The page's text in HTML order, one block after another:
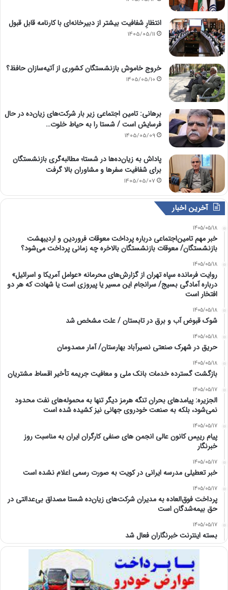
انتظارِ شفافیت بیشتر از دبیرخانه‌ای با کارنامه قابل قبول
1405/05/11
خروج خاموش بازنشستگان کشوری از آتیه‌سازان حافظ؟
1405/05/10
برهانی: تامین اجتماعی زیر بار شرکت‌های زیان‌ده در حال
فرسایش است / شستا را به حیاط خلوت…
1405/05/09
پاداش به زیان‌ده‌ها در شستا؛ مطالبه‌گری بازنشستگان
برای شفافیت سفرها و مشاوران بالا گرفت
1405/05/07
آخرین اخبار
1405/05/18
خبر مهم تامین‌اجتماعی درباره پرداخت معوقات فروردین و اردیبهشت
بازنشستگان/ معوقات بازنشستگان بالاخره چه زمانی پرداخت می‌شود؟
1405/05/18
روایت فرمانده سپاه تهران از گزارش‌های محرمانه «عوامل آمریکا و اسرائیل»
درباره آمادگی بسیج/ سرانجام این مسیر یا پیروزی است یا شهادت که هر دو
افتخار است
1405/05/18
شوک قبوض آب و برق در تابستان / علت مشخص شد
1405/05/18
حریق در شهرک صنعتی نصیرآباد بهارستان/ آمار مصدومان
1405/05/18
بازگشت گسترده خدمات بانک ملی و معافیت جریمه تأخیر اقساط مشتریان
1405/05/17
الجزیره: پیامدهای بحران تنگه هرمز دیگر تنها به محموله‌های نفت محدود
نمی‌شود، بلکه به صنعت خودروی جهانی نیز کشیده شده است
1405/05/17
پیام رییس کانون عالی انجمن های صنفی کارگران ایران به مناسبت روز
خبرنگار
1405/05/17
خبر تعطیلی مدرسه ایرانی در کویت به صورت رسمی اعلام نشده است
1405/05/17
پرداخت فوق‌العاده به مدیران شرکت‌های زیان‌ده شستا مصداق بی‌عدالتی در
حق بیمه‌شدگان است
1405/05/17
بسته اینترنت خبرنگاران فعال شد